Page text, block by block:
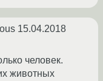
15.04.2018
человек.
животных